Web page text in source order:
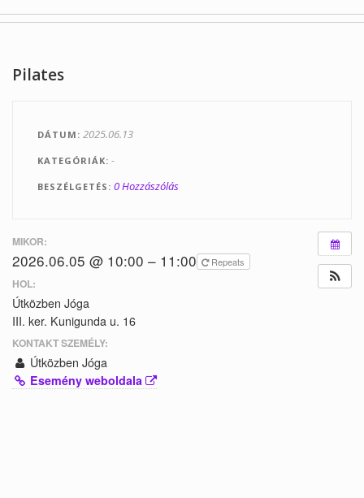
Órarend
Kapcsolat
Pilates
DÁTUM 2025.06.13
KATEGÓRIÁK -
BESZÉLGETÉS 0 Hozzászólás
MIKOR:
2026.06.05 @ 10:00 – 11:00 Repeats
HOL:
Útközben Jóga
III. ker. Kunigunda u. 16
KONTAKT SZEMÉLY:
Útközben Jóga
Esemény weboldala